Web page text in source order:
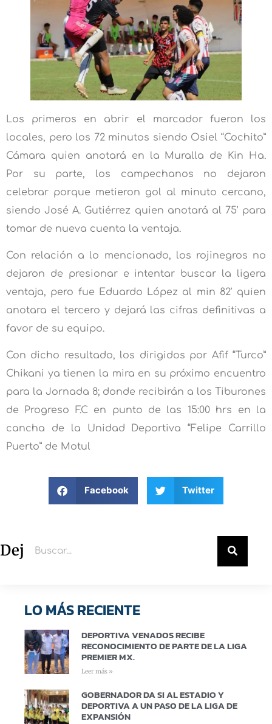
Los primeros en abrir el marcador fueron los
locales, pero los 72 minutos siendo Osiel “Cochito”
Cámara quien anotará en la Muralla de Kin Ha.
Por su parte, los campechanos no dejaron
celebrar porque metieron gol al minuto cercano,
siendo José A. Gutiérrez quien anotará al 75’ para
tomar de nueva cuenta la ventaja.
Con relación a lo mencionado, los rojinegros no
dejaron de presionar e intentar buscar la ligera
ventaja, pero fue Eduardo López al min 82’ quien
anotara el tercero y dejará las cifras definitivas a
favor de su equipo.
Con dicho resultado, los dirigidos por Afif “Turco”
Chikani ya tienen la mira en su próximo encuentro
para la Jornada 8; donde recibirán a los Tiburones
de Progreso F.C en punto de las 15:00 hrs en la
cancha de la Unidad Deportiva “Felipe Carrillo
Puerto” de Motul
Facebook Twitter
Deja un comentario
LO MÁS RECIENTE
DEPORTIVA VENADOS RECIBE
RECONOCIMIENTO DE PARTE DE LA LIGA
PREMIER MX.
Leer más »
GOBERNADOR DA SI AL ESTADIO Y
DEPORTIVA A UN PASO DE LA LIGA DE
EXPANSIÓN